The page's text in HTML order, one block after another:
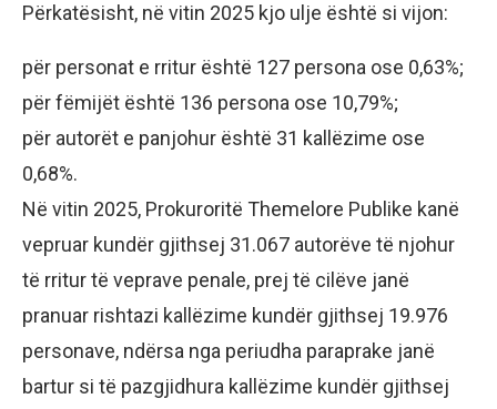
Përkatësisht, në vitin 2025 kjo ulje është si vijon:
për personat e rritur është 127 persona ose 0,63%;
për fëmijët është 136 persona ose 10,79%;
për autorët e panjohur është 31 kallëzime ose
0,68%.
Në vitin 2025, Prokuroritë Themelore Publike kanë
vepruar kundër gjithsej 31.067 autorëve të njohur
të rritur të veprave penale, prej të cilëve janë
pranuar rishtazi kallëzime kundër gjithsej 19.976
personave, ndërsa nga periudha paraprake janë
bartur si të pazgjidhura kallëzime kundër gjithsej